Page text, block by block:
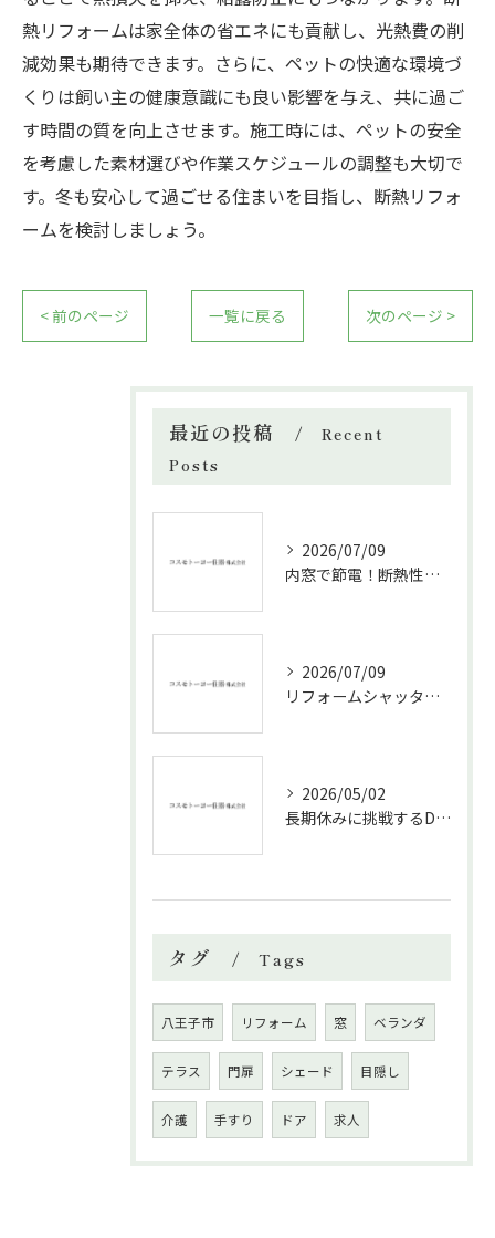
熱リフォームは家全体の省エネにも貢献し、光熱費の削
減効果も期待できます。さらに、ペットの快適な環境づ
くりは飼い主の健康意識にも良い影響を与え、共に過ご
す時間の質を向上させます。施工時には、ペットの安全
を考慮した素材選びや作業スケジュールの調整も大切で
す。冬も安心して過ごせる住まいを目指し、断熱リフォ
ームを検討しましょう。
< 前のページ 一覧に戻る 次のページ >
最近の投稿
Recent
Posts
2026/07/09
内窓で節電！断熱性能と補助金活用法
2026/07/09
リフォームシャッターで叶える台風対策の効果的方法
2026/05/02
長期休みに挑戦するDIYリフォームの極意
タグ Tags
八王子市 リフォーム 窓 ベランダ
テラス 門扉 シェード 目隠し
介護 手すり ドア 求人